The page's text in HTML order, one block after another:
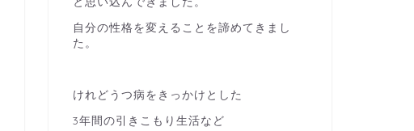
自分の性格を変えることを諦めてきまし
た。
けれどうつ病をきっかけとした
3年間の引きこもり生活など